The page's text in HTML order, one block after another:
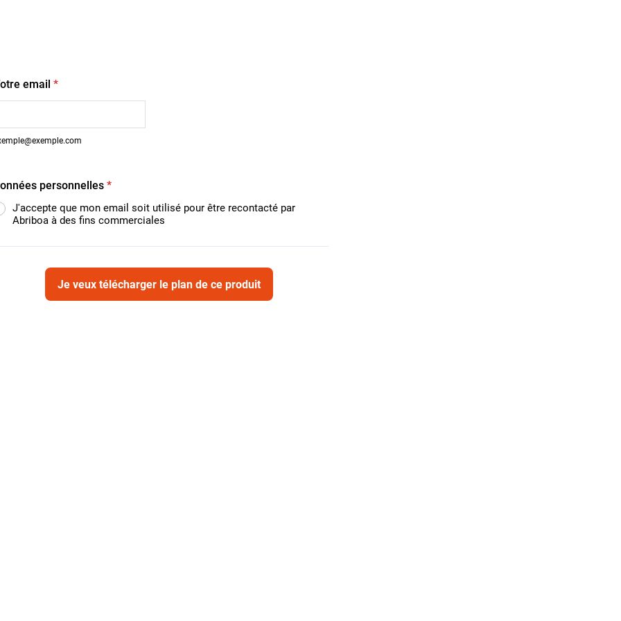
email *
personnelles *
J'accepte que mon email soit utilisé pour être recontacté par
Abriboa à des fins commerciales
Je veux télécharger le plan de ce produit